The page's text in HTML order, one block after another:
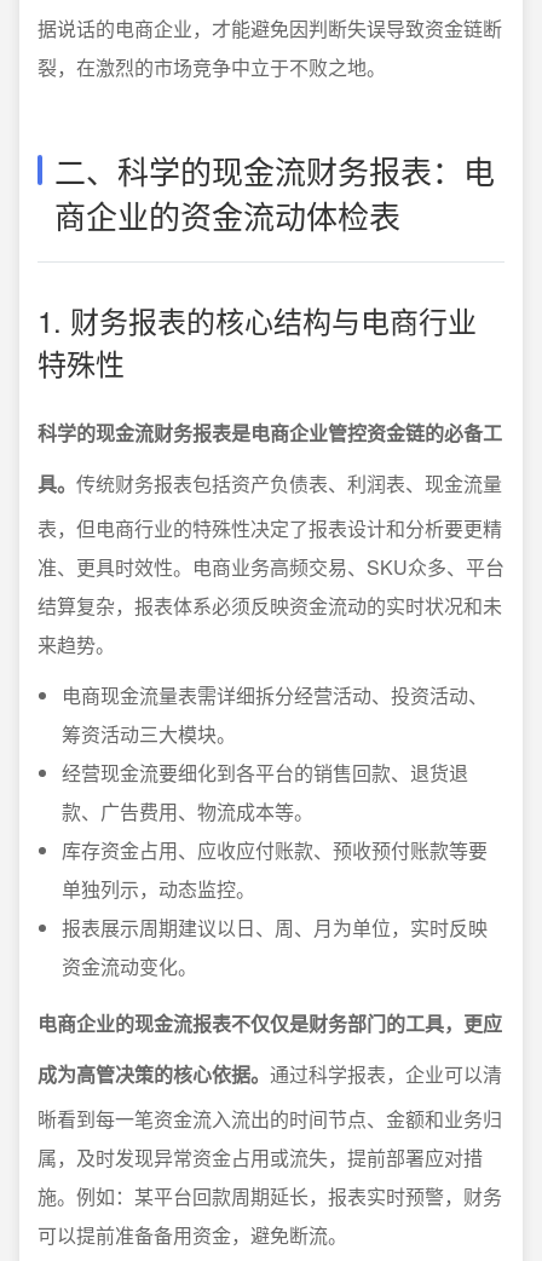
据说话的电商企业，才能避免因判断失误导致资金链断
裂，在激烈的市场竞争中立于不败之地。
二、科学的现金流财务报表：电
商企业的资金流动体检表
1. 财务报表的核心结构与电商行业
特殊性
科学的现金流财务报表是电商企业管控资金链的必备工
具。 传统财务报表包括资产负债表、利润表、现金流量
表，但电商行业的特殊性决定了报表设计和分析要更精
准、更具时效性。电商业务高频交易、SKU众多、平台
结算复杂，报表体系必须反映资金流动的实时状况和未
来趋势。
电商现金流量表需详细拆分经营活动、投资活动、
筹资活动三大模块。
经营现金流要细化到各平台的销售回款、退货退
款、广告费用、物流成本等。
库存资金占用、应收应付账款、预收预付账款等要
单独列示，动态监控。
报表展示周期建议以日、周、月为单位，实时反映
资金流动变化。
电商企业的现金流报表不仅仅是财务部门的工具，更应
成为高管决策的核心依据。 通过科学报表，企业可以清
晰看到每一笔资金流入流出的时间节点、金额和业务归
属，及时发现异常资金占用或流失，提前部署应对措
施。例如：某平台回款周期延长，报表实时预警，财务
可以提前准备备用资金，避免断流。